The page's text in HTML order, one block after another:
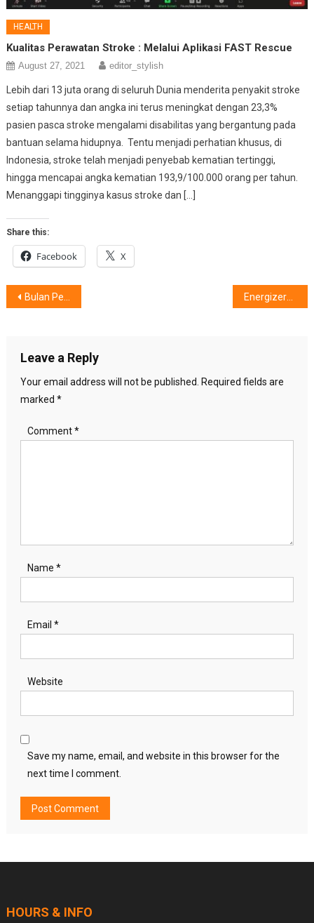
HEALTH
Kualitas Perawatan Stroke : Melalui Aplikasi FAST Rescue
August 27, 2021 editor_stylish
Lebih dari 13 juta orang di seluruh Dunia menderita penyakit stroke
setiap tahunnya dan angka ini terus meningkat dengan 23,3%
pasien pasca stroke mengalami disabilitas yang bergantung pada
bantuan selama hidupnya. Tentu menjadi perhatian khusus, di
Indonesia, stroke telah menjadi penyebab kematian tertinggi,
hingga mencapai angka kematian 193,9/100.000 orang per tahun.
Menanggapi tingginya kasus stroke dan […]
Share this:
Facebook X
Post
Bulan Pedul Anak Bibir & Lelangit Sumbing Energizer® Menebar: Long-Lasting & Light Hearted di
Leave a Reply
Your email address will not be published.
Required fields are
marked *
Comment*
Name *
Email *
Website
Save my name, email, and website in this browser for the
next time I comment.
HOURS & INFO